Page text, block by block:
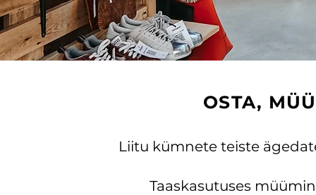
OSTA,
Liitu kümnete teiste
Taaskasutuses